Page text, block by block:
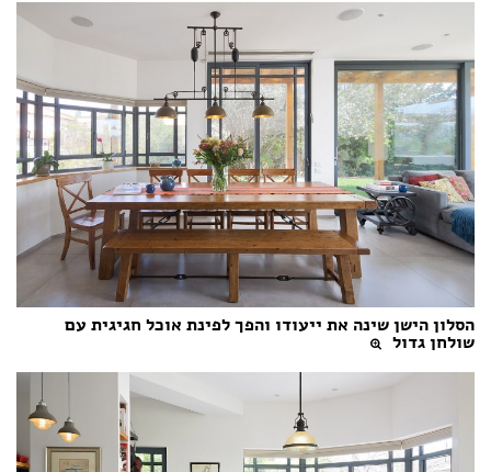
הסלון הישן שינה את ייעודו והפך לפינת אוכל חגיגית עם
שולחן גדול